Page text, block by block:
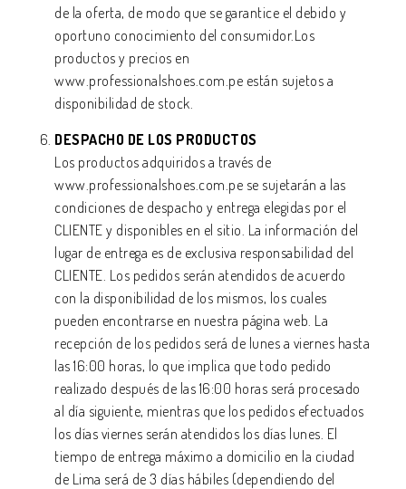
de la oferta, de modo que se garantice el debido y
oportuno conocimiento del consumidor.Los
productos y precios en
www.professionalshoes.com.pe están sujetos a
disponibilidad de stock.
DESPACHO DE LOS PRODUCTOS
Los productos adquiridos a través de
www.professionalshoes.com.pe se sujetarán a las
condiciones de despacho y entrega elegidas por el
CLIENTE y disponibles en el sitio. La información del
lugar de entrega es de exclusiva responsabilidad del
CLIENTE. Los pedidos serán atendidos de acuerdo
con la disponibilidad de los mismos, los cuales
pueden encontrarse en nuestra página web. La
recepción de los pedidos será de lunes a viernes hasta
las 16:00 horas, lo que implica que todo pedido
realizado después de las 16:00 horas será procesado
al día siguiente, mientras que los pedidos efectuados
los días viernes serán atendidos los días lunes. El
tiempo de entrega máximo a domicilio en la ciudad
de Lima será de 3 días hábiles (dependiendo del